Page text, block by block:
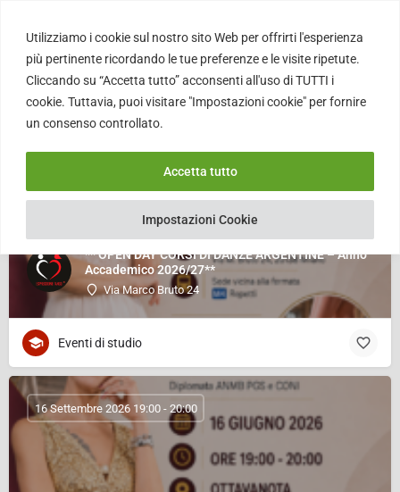
Utilizziamo i cookie sul nostro sito Web per offrirti l'esperienza
più pertinente ricordando le tue preferenze e le visite ripetute.
Cliccando su “Accetta tutto” acconsenti all'uso di TUTTI i
cookie. Tuttavia, puoi visitare "Impostazioni cookie" per fornire
un consenso controllato.
Impostazioni Cookie
Accetta tutto
Listings
** OPEN DAY CORSI DI DANZE ARGENTINE – Anno
Accademico 2026/27**
Via Marco Bruto 24
Eventi di studio
16 Settembre 2026 19:00 - 20:00